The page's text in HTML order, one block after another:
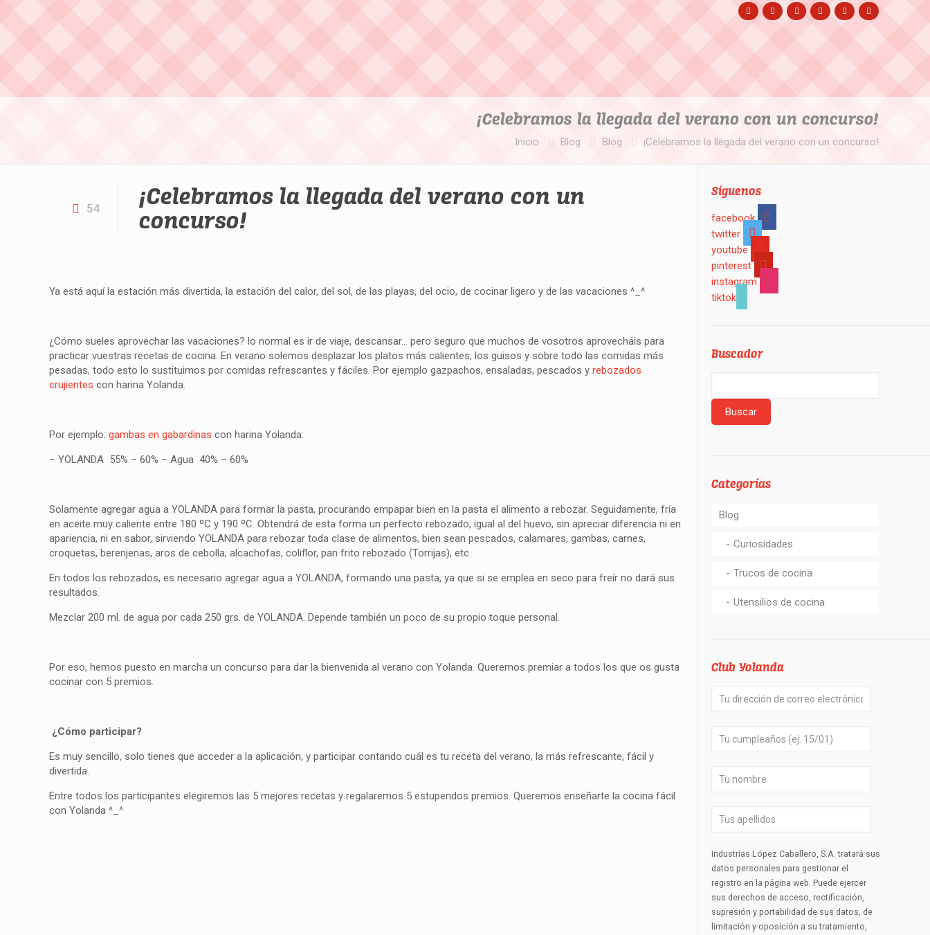
¡Celebramos la llegada del verano con un concurso!
Inicio Blog Blog ¡Celebramos la llegada del verano con un concurso!
54
¡Celebramos la llegada del verano con un
concurso!
Ya está aquí la estación más divertida, la estación del calor, del sol, de las playas, del ocio, de cocinar ligero y de las vacaciones ^_^
¿Cómo sueles aprovechar las vacaciones? lo normal es ir de viaje, descansar… pero seguro que muchos de vosotros aprovecháis para
practicar vuestras recetas de cocina. En verano solemos desplazar los platos más calientes, los guisos y sobre todo las comidas más
pesadas, todo esto lo sustituimos por comidas refrescantes y fáciles. Por ejemplo gazpachos, ensaladas, pescados yrebozados
crujientes con harina Yolanda.
Por ejemplo:gambas en gabardinascon harina Yolanda:
– YOLANDA 55% – 60% – Agua 40% – 60%
Solamente agregar agua a YOLANDA para formar la pasta, procurando empapar bien en la pasta el alimento a rebozar. Seguidamente, fría
en aceite muy caliente entre 180 ºC y 190 ºC. Obtendrá de esta forma un perfecto rebozado, igual al del huevo, sin apreciar diferencia ni en
apariencia, ni en sabor, sirviendo YOLANDA para rebozar toda clase de alimentos, bien sean pescados, calamares, gambas, carnes,
croquetas, berenjenas, aros de cebolla, alcachofas, coliflor, pan frito rebozado (Torrijas), etc.
En todos los rebozados, es necesario agregar agua a YOLANDA, formando una pasta, ya que si se emplea en seco para freír no dará sus
resultados.
Mezclar 200 ml. de agua por cada 250 grs. de YOLANDA. Depende también un poco de su propio toque personal.
Por eso, hemos puesto en marcha un concurso para dar la bienvenida al verano con Yolanda. Queremos premiar a todos los que os gusta
cocinar con 5 premios.
¿Cómo participar?
Es muy sencillo, solo tienes que acceder a la aplicación, y participar contando cuál es tu receta del verano, la más refrescante, fácil y
divertida.
Entre todos los participantes elegiremos las 5 mejores recetas y regalaremos 5 estupendos premios. Queremos enseñarte la cocina fácil
con Yolanda ^_^
Síguenos
facebook
twitter
youtube
pinterest
instagram
tiktok
Buscador
Categorías
Blog
Curiosidades
Trucos de cocina
Utensilios de cocina
Club Yolanda
Industrias López Caballero, S.A. tratará sus
datos personales para gestionar el
registro en la página web. Puede ejercer
sus derechos de acceso, rectificación,
supresión y portabilidad de sus datos, de
limitación y oposición a su tratamiento,